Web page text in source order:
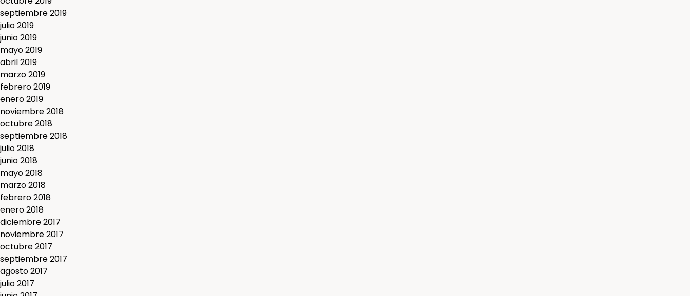
septiembre 2019
julio 2019
junio 2019
mayo 2019
abril 2019
marzo 2019
febrero 2019
enero 2019
noviembre 2018
octubre 2018
septiembre 2018
julio 2018
junio 2018
mayo 2018
marzo 2018
febrero 2018
enero 2018
diciembre 2017
noviembre 2017
octubre 2017
septiembre 2017
agosto 2017
julio 2017